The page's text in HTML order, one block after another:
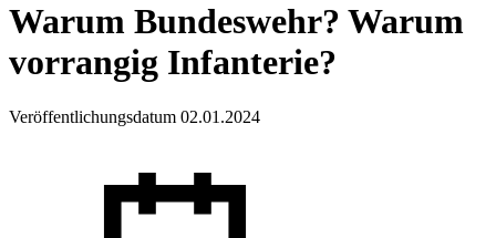
Warum Bundeswehr? Warum
vorrangig Infanterie?
Veröffentlichungsdatum 02.01.2024